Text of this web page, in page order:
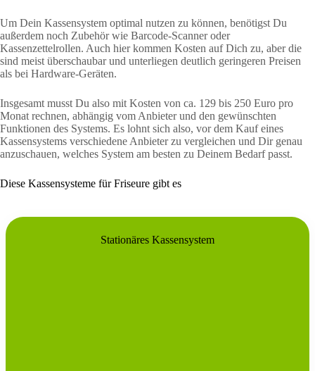
Um Dein Kassensystem optimal nutzen zu können, benötigst Du
außerdem noch Zubehör wie Barcode-Scanner oder
Kassenzettelrollen. Auch hier kommen Kosten auf Dich zu, aber die
sind meist überschaubar und unterliegen deutlich geringeren Preisen
als bei Hardware-Geräten.
Insgesamt musst Du also mit Kosten von ca. 129 bis 250 Euro pro
Monat rechnen, abhängig vom Anbieter und den gewünschten
Funktionen des Systems. Es lohnt sich also, vor dem Kauf eines
Kassensystems verschiedene Anbieter zu vergleichen und Dir genau
anzuschauen, welches System am besten zu Deinem Bedarf passt.
Diese Kassensysteme für Friseure gibt es
Stationäres Kassensystem